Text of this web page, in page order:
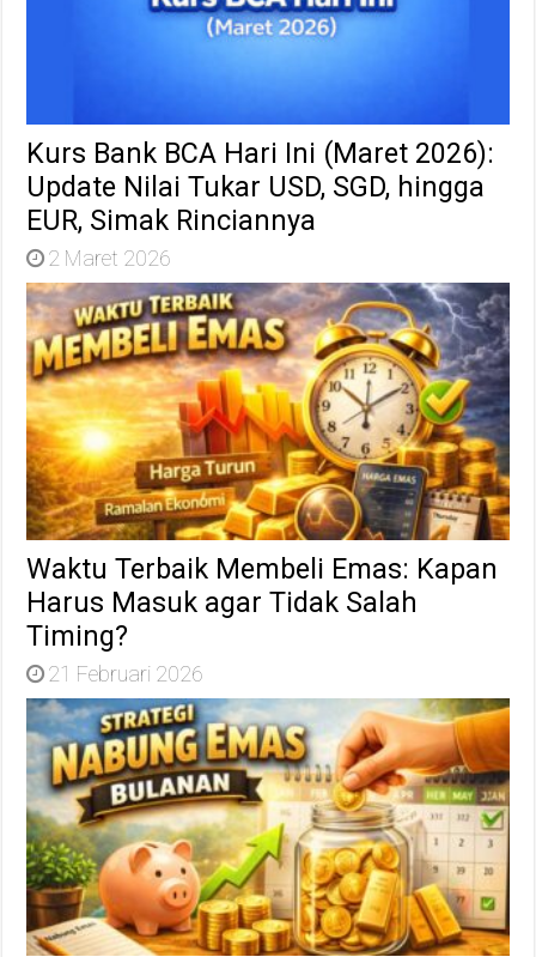
Kurs Bank BCA Hari Ini (Maret 2026):
Update Nilai Tukar USD, SGD, hingga
EUR, Simak Rinciannya
2 Maret 2026
Waktu Terbaik Membeli Emas: Kapan
Harus Masuk agar Tidak Salah
Timing?
21 Februari 2026